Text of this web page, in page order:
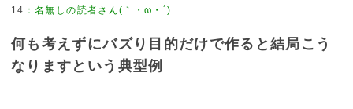
14 ：名無しの読者さん(｀・ω・´)
何も考えずにバズり目的だけで作ると結局こう
なりますという典型例